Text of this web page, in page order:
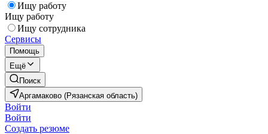
Ищу работу
Ищу работу
Ищу сотрудника
Сервисы
Помощь
Ещё
Поиск
Аргамаково (Рязанская область)
Войти
Войти
Создать резюме